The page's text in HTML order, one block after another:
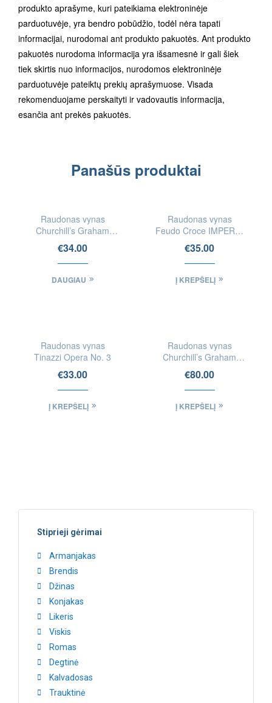
produkto aprašyme, kuri pateikiama elektroninėje
parduotuvėje, yra bendro pobūdžio, todėl nėra tapati
informacijai, nurodomai ant produkto pakuotės. Ant produkto
pakuotės nurodoma informacija yra išsamesnė ir gali šiek
tiek skirtis nuo informacijos, nurodomos elektroninėje
parduotuvėje pateiktų prekių aprašymuose. Visada
rekomenduojame perskaityti ir vadovautis informacija,
esančia ant prekės pakuotės.
Panašūs produktai
PARDUOTUVĖSE
Raudonas vynas
Churchill’s Graham
LBV Port
€34.00
DAUGIAU
Raudonas vynas
Feudo Croce IMPERIO
LXXIV Primitivo di
Manduria DOP
€35.00
Į KREPŠELĮ
Raudonas vynas
Tinazzi Opera No. 3
€33.00
Į KREPŠELĮ
Raudonas vynas
Churchill’s Graham
Quinta da Gricha
Vintage Port 2003
€80.00
Į KREPŠELĮ
Stiprieji gėrimai
Armanjakas
Brendis
Džinas
Konjakas
Likeris
Viskis
Romas
Degtinė
Kalvadosas
Trauktinė